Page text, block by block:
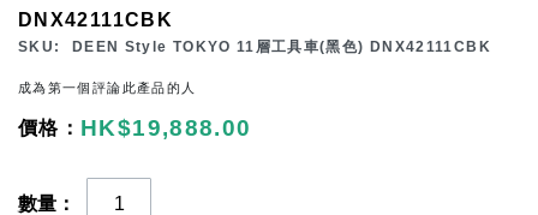
DNX42111CBK
SKU DEEN Style TOKYO 11層工具車(黑色) DNX42111CBK
成為第一個評論此產品的人
HK$19,888.00
數量
of
the
gallery